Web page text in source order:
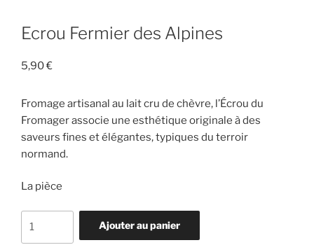
Ecrou Fermier des Alpines
5,90€
Fromage artisanal au lait cru de chèvre, l’Écrou du
Fromager associe une esthétique originale à des
saveurs fines et élégantes, typiques du terroir
normand.
La pièce
Ajouter au panier